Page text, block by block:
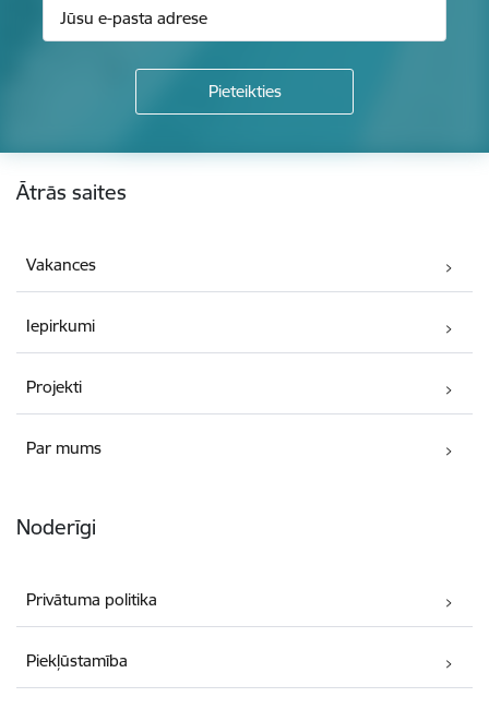
Kājene
Ātrās saites
Vakances
Iepirkumi
Projekti
Par mums
Noderīgi
Privātuma politika
Piekļūstamība